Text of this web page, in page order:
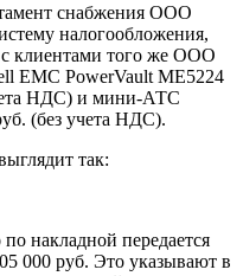
снабжения ООО
налогообложения,
с клиентами того же ООО
EMC PowerVault ME5224
НДС) и мини-АТС
(без учета НДС).
так:
накладной передается
000 руб. Это указывают в